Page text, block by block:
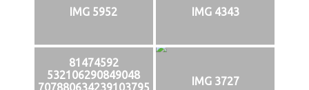
IMG 5952 IMG 4343
81474592
532106290849048
707880634239103795
IMG 3727